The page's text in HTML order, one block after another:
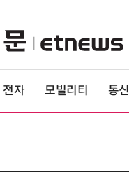
전자 모빌리티 통신